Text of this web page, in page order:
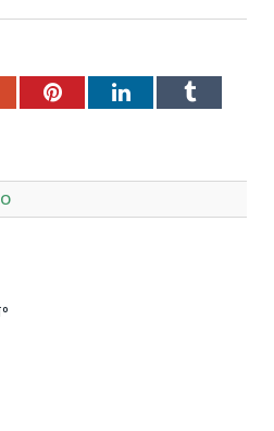
PinterestLinkedInTumblr